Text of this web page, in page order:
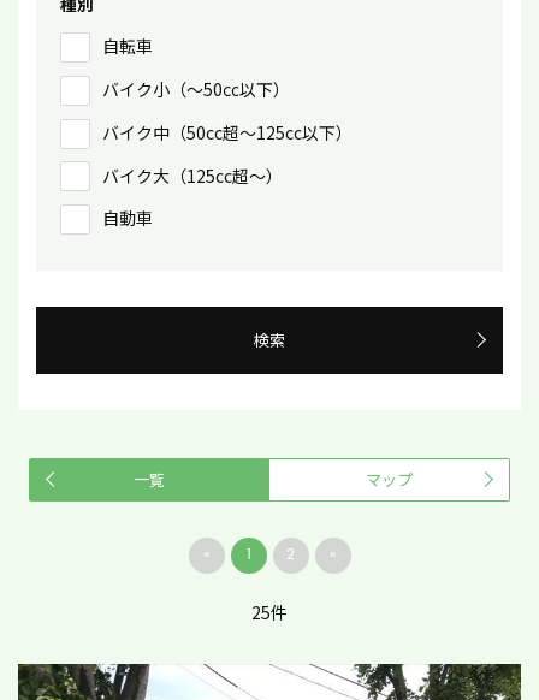
自転車
バイク小（〜50㏄以下）
バイク中（50cc超〜125cc以下）
バイク大（125cc超〜）
自動車
検索
一覧 マップ
« 1 2 »
25件